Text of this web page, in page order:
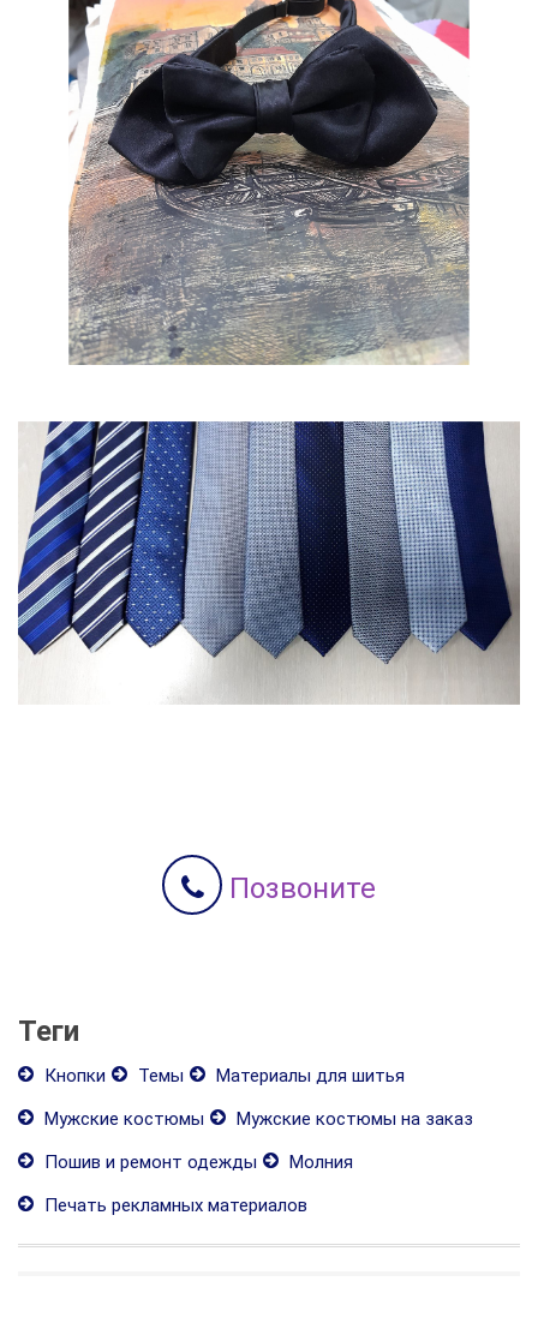
Позвоните
Теги
Кнопки Темы
Материалы для шитья
Мужские костюмы
Мужские костюмы на заказ
Пошив и ремонт одежды
Молния
Печать рекламных материалов